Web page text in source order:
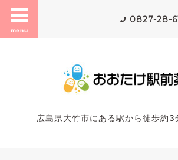
menu
0827-28-
広島県大竹市にある駅から徒歩約3